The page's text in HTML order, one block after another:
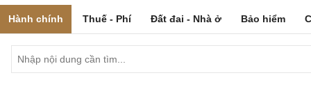
Hành chính Thuế - Phí Đất đai - Nhà ở Bảo hiểm